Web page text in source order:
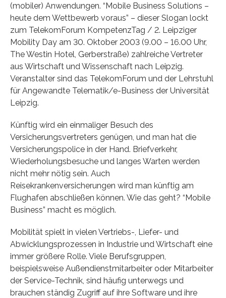
(mobiler) Anwendungen. “Mobile Business Solutions –
heute dem Wettbewerb voraus” – dieser Slogan lockt
zum TelekomForum KompetenzTag / 2. Leipziger
Mobility Day am 30. Oktober 2003 (9.00 – 16.00 Uhr,
The Westin Hotel, Gerberstraße) zahlreiche Vertreter
aus Wirtschaft und Wissenschaft nach Leipzig.
Veranstalter sind das TelekomForum und der Lehrstuhl
für Angewandte Telematik/e-Business der Universität
Leipzig.
Künftig wird ein einmaliger Besuch des
Versicherungsvertreters genügen, und man hat die
Versicherungspolice in der Hand. Briefverkehr,
Wiederholungsbesuche und langes Warten werden
nicht mehr nötig sein. Auch
Reisekrankenversicherungen wird man künftig am
Flughafen abschließen können. Wie das geht? “Mobile
Business” macht es möglich.
Mobilität spielt in vielen Vertriebs-, Liefer- und
Abwicklungsprozessen in Industrie und Wirtschaft eine
immer größere Rolle. Viele Berufsgruppen,
beispielsweise Außendienstmitarbeiter oder Mitarbeiter
der Service-Technik, sind häufig unterwegs und
brauchen ständig Zugriff auf ihre Software und ihre